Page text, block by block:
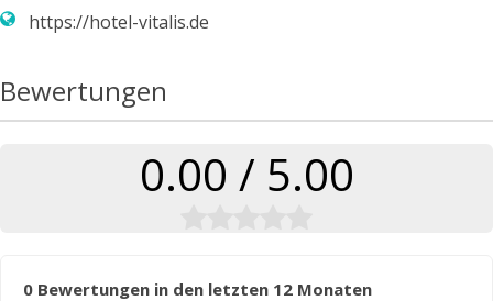
https://hotel-vitalis.de
Bewertungen
0.00 / 5.00
0 Bewertungen in den letzten 12 Monaten